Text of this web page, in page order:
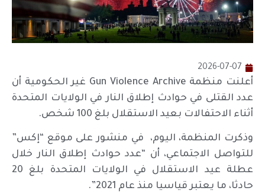
2026-07-07
أعلنت منظمة Gun Violence Archive غير الحكومية أن
عدد القتلى في حوادث إطلاق النار في الولايات المتحدة
أثناء الاحتفالات بعيد الاستقلال بلغ 100 شخص.
وذكرت المنظمة، اليوم، في منشور على موقع “إكس”
للتواصل الاجتماعي، أن “عدد حوادث إطلاق النار خلال
عطلة عيد الاستقلال في الولايات المتحدة بلغ 20
حادثا، ما يعتبر قياسيا منذ عام 2021”.